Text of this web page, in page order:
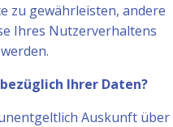
zu gewährleisten, andere
Ihres Nutzerverhaltens
Ihrer Daten?
Auskunft über